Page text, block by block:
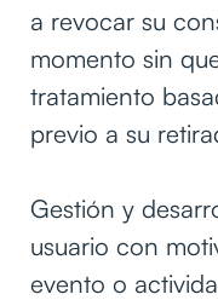
a revocar su
momento sin
tratamiento
previo a su
Gestión y
usuario con
evento o